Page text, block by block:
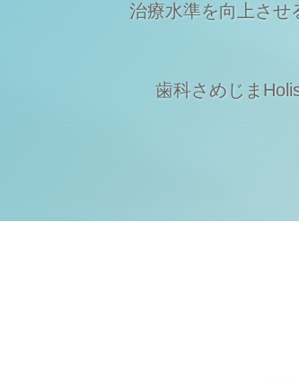
治療水準を向上させ
歯科さめじま